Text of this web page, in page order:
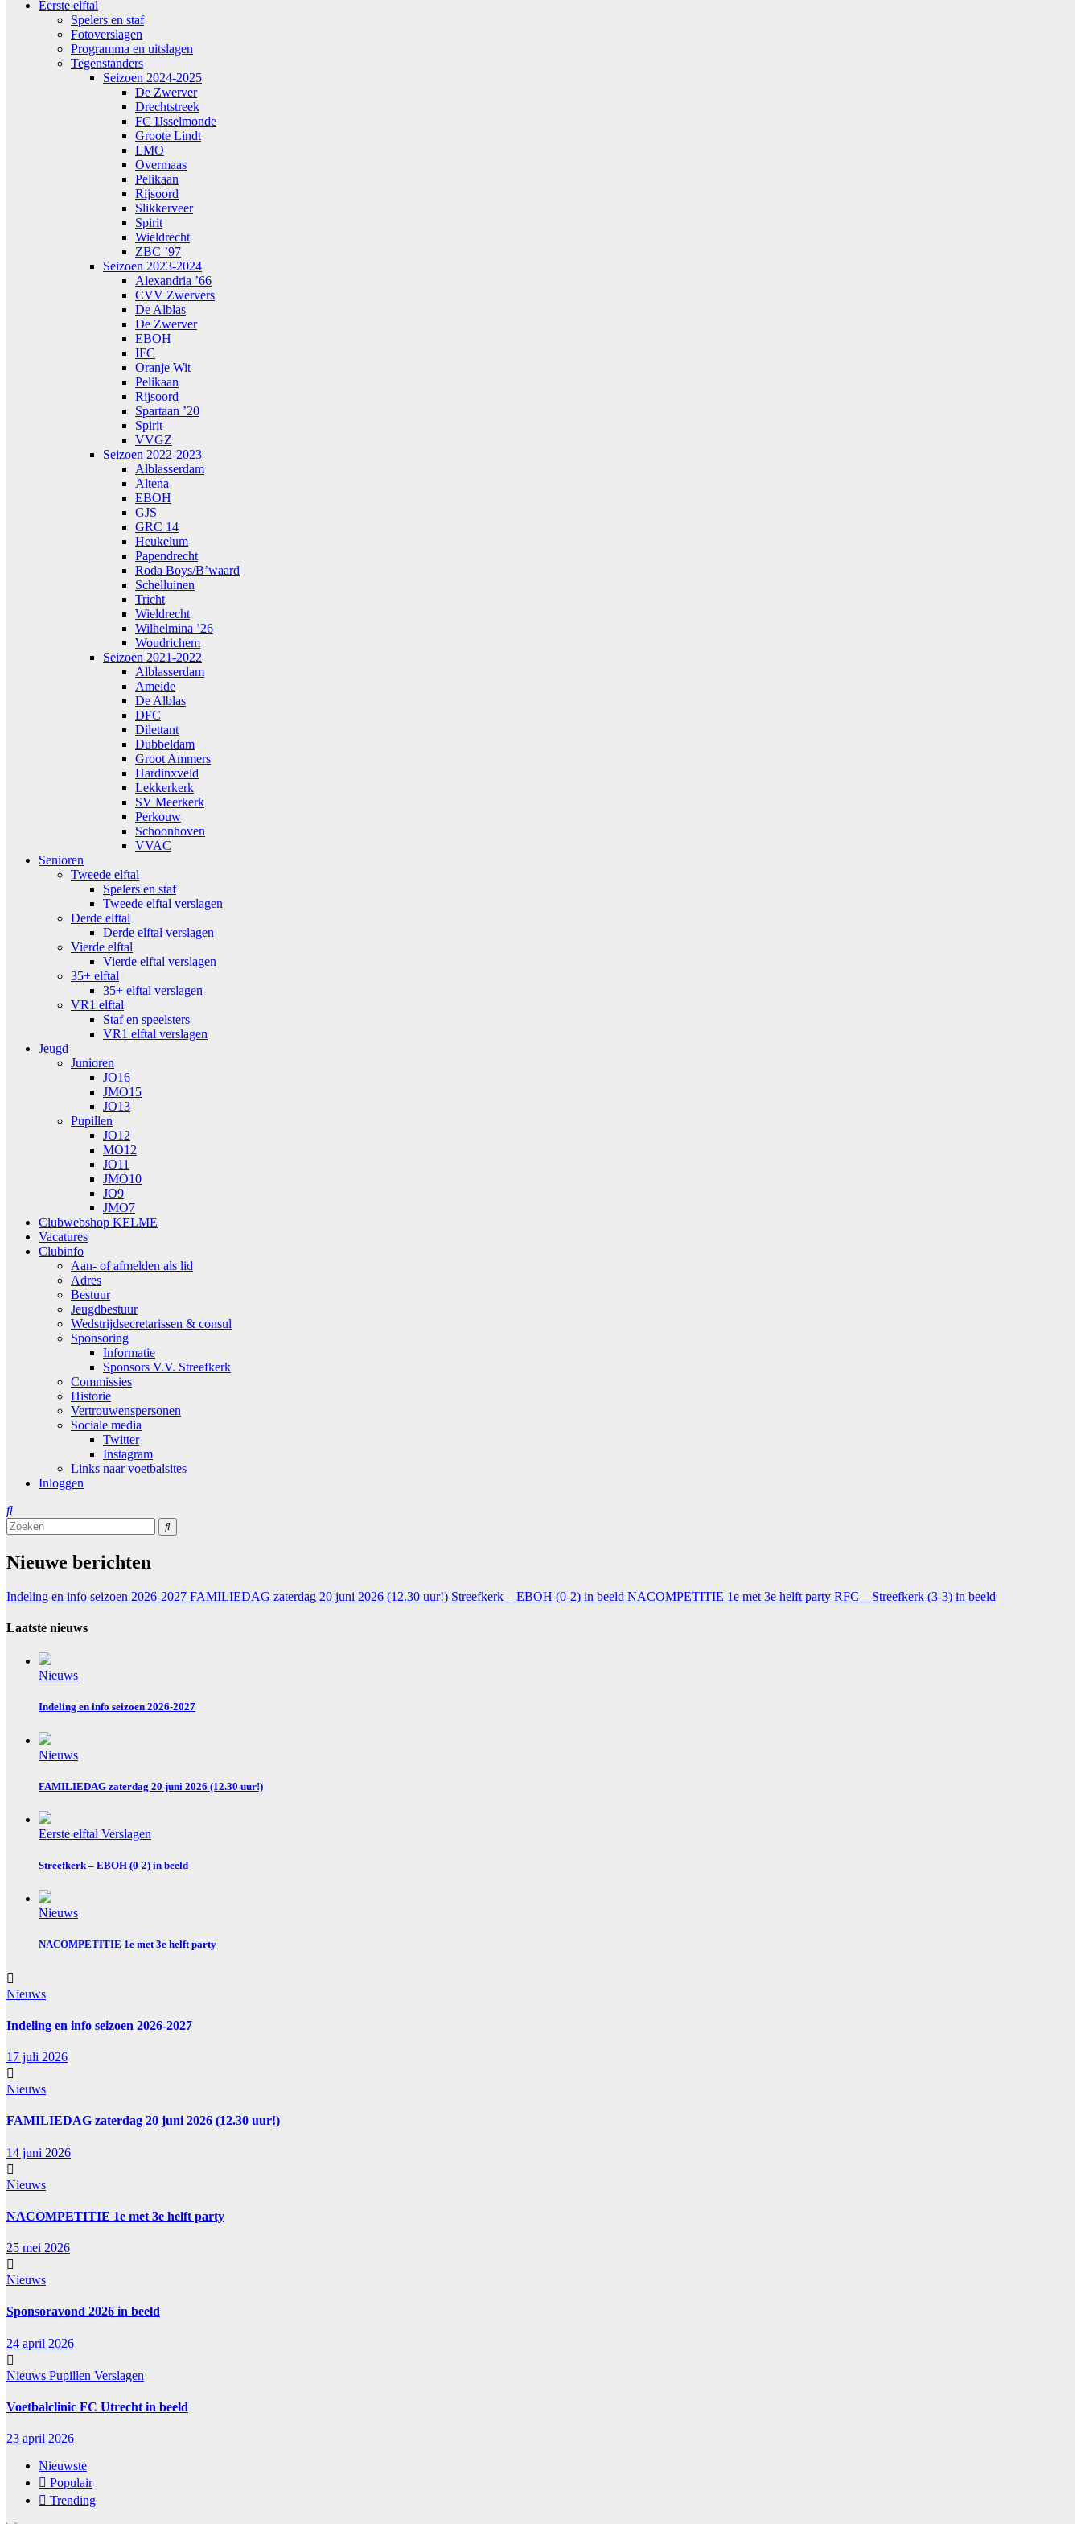
Eerste elftal
Spelers en staf
Fotoverslagen
Programma en uitslagen
Tegenstanders
Seizoen 2024-2025
De Zwerver
Drechtstreek
FC IJsselmonde
Groote Lindt
LMO
Overmaas
Pelikaan
Rijsoord
Slikkerveer
Spirit
Wieldrecht
ZBC ’97
Seizoen 2023-2024
Alexandria ’66
CVV Zwervers
De Alblas
De Zwerver
EBOH
IFC
Oranje Wit
Pelikaan
Rijsoord
Spartaan ’20
Spirit
VVGZ
Seizoen 2022-2023
Alblasserdam
Altena
EBOH
GJS
GRC 14
Heukelum
Papendrecht
Roda Boys/B’waard
Schelluinen
Tricht
Wieldrecht
Wilhelmina ’26
Woudrichem
Seizoen 2021-2022
Alblasserdam
Ameide
De Alblas
DFC
Dilettant
Dubbeldam
Groot Ammers
Hardinxveld
Lekkerkerk
SV Meerkerk
Perkouw
Schoonhoven
VVAC
Senioren
Tweede elftal
Spelers en staf
Tweede elftal verslagen
Derde elftal
Derde elftal verslagen
Vierde elftal
Vierde elftal verslagen
35+ elftal
35+ elftal verslagen
VR1 elftal
Staf en speelsters
VR1 elftal verslagen
Jeugd
Junioren
JO16
JMO15
JO13
Pupillen
JO12
MO12
JO11
JMO10
JO9
JMO7
Clubwebshop KELME
Vacatures
Clubinfo
Aan- of afmelden als lid
Adres
Bestuur
Jeugdbestuur
Wedstrijdsecretarissen & consul
Sponsoring
Informatie
Sponsors V.V. Streefkerk
Commissies
Historie
Vertrouwenspersonen
Sociale media
Twitter
Instagram
Links naar voetbalsites
Inloggen
Nieuwe berichten
Indeling en info seizoen 2026-2027 FAMILIEDAG zaterdag 20 juni 2026 (12.30 uur!) Streefkerk – EBOH (0-2) in beeld NACOMPETITIE 1e met 3e helft party RFC – Streefkerk (3-3) in beeld
Laatste nieuws
Nieuws
Indeling en info seizoen 2026-2027
Nieuws
FAMILIEDAG zaterdag 20 juni 2026 (12.30 uur!)
Eerste elftal Verslagen
Streefkerk – EBOH (0-2) in beeld
Nieuws
NACOMPETITIE 1e met 3e helft party
Nieuws
Indeling en info seizoen 2026-2027
17 juli 2026
Nieuws
FAMILIEDAG zaterdag 20 juni 2026 (12.30 uur!)
14 juni 2026
Nieuws
NACOMPETITIE 1e met 3e helft party
25 mei 2026
Nieuws
Sponsoravond 2026 in beeld
24 april 2026
Nieuws Pupillen Verslagen
Voetbalclinic FC Utrecht in beeld
23 april 2026
Nieuwste
Populair
Trending